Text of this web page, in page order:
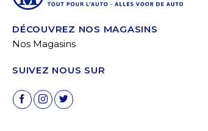
DÉCOUVREZ NOS MAGASINS
Nos Magasins
SUIVEZ NOUS SUR